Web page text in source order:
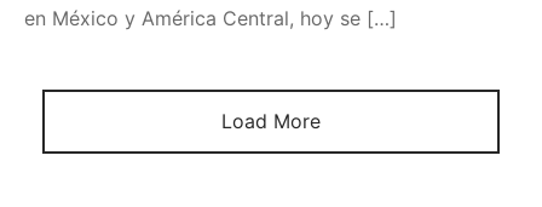
en México y América Central, hoy se […]
Load More